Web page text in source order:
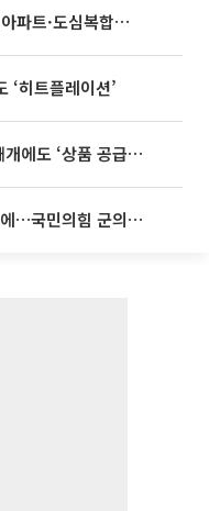
영끌 '주택공급' 대책 임박⋯비아파트·도심복합까지 총동원
‘히트플레이션’
‘회생 D-3주’ 홈플러스, 영업 재개에도 ‘상품 공급망’ 복구가 생존 관건
우성빈 기장군수 ‘유튜브 정치’에…국민의힘 군의원들 집단 반발